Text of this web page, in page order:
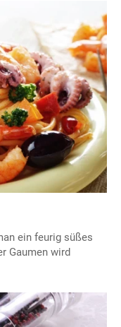
ein feurig süßes
Gaumen wird